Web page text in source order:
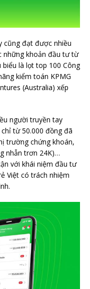
cũng đạt được nhiều
những khoản đầu tư từ
là lọt top 100 Công
kiểm toán KPMG
(Australia) xếp
người truyền tay
từ 50.000 đồng đã
trường chứng khoán,
nhẫn trơn 24K)…
với khái niệm đầu tư
Việt có trách nhiệm